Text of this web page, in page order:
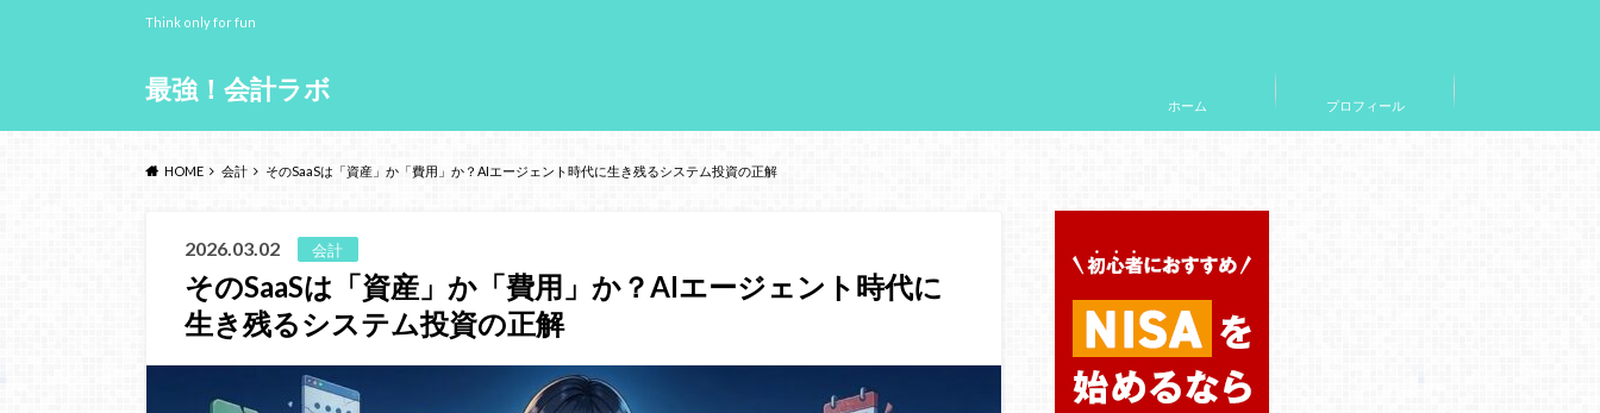
最強！会計ラボ
Think only for fun
ホーム プロフィール
HOME 会計 そのSaaSは「資産」か「費用」か？AIエージェント時代に生き残るシステム投資の正解
2026.03.02 会計
そのSaaSは「資産」か「費用」か？AIエージェント時代に
生き残るシステム投資の正解